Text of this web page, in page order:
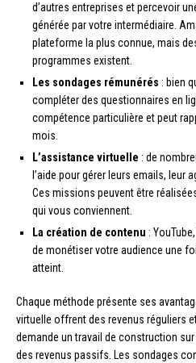
d’autres entreprises et percevoir
générée par votre intermédiaire.
plateforme la plus connue, mais
programmes existent.
Les sondages rémunérés : bien
compléter des questionnaires en
compétence particulière et peut
mois.
L’assistance virtuelle : de
l’aide pour gérer leurs emails, leur
Ces missions peuvent être
qui vous conviennent.
La création de contenu :
de monétiser votre audience une
atteint.
Chaque méthode présente ses
virtuelle offrent des revenus réguliers
demande un travail de construction
des revenus passifs. Les sondages